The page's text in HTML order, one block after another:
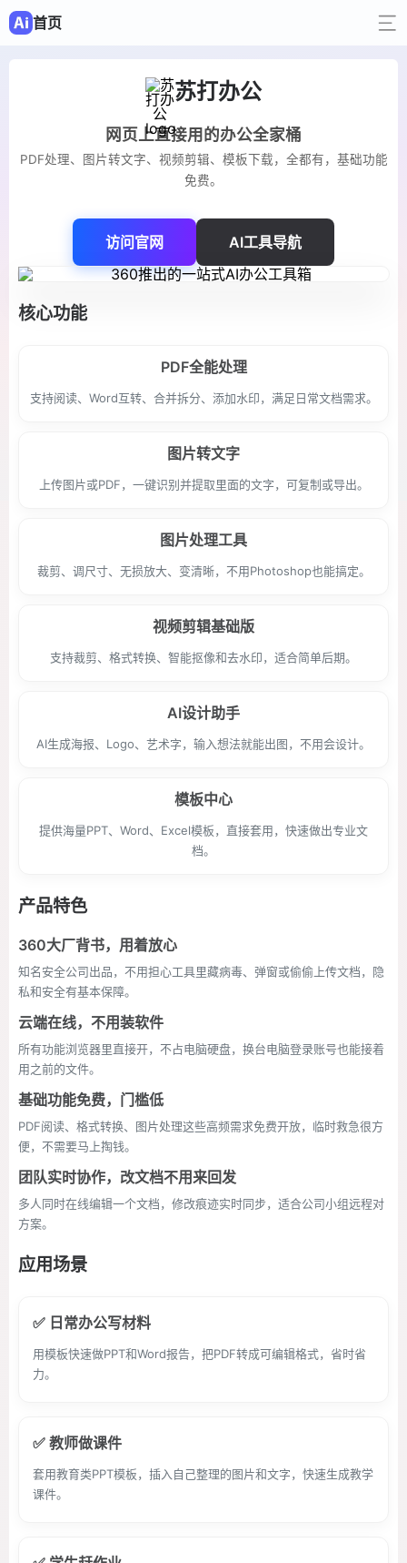
首页
苏打办公
网页上直接用的办公全家桶
PDF处理、图片转文字、视频剪辑、模板下载，全都有，基础功能
免费。
访问官网 AI工具导航
核心功能
PDF全能处理
支持阅读、Word互转、合并拆分、添加水印，满足日常文档需求。
图片转文字
上传图片或PDF，一键识别并提取里面的文字，可复制或导出。
图片处理工具
裁剪、调尺寸、无损放大、变清晰，不用Photoshop也能搞定。
视频剪辑基础版
支持裁剪、格式转换、智能抠像和去水印，适合简单后期。
AI设计助手
AI生成海报、Logo、艺术字，输入想法就能出图，不用会设计。
模板中心
提供海量PPT、Word、Excel模板，直接套用，快速做出专业文
档。
产品特色
360大厂背书，用着放心
知名安全公司出品，不用担心工具里藏病毒、弹窗或偷偷上传文档，隐
私和安全有基本保障。
云端在线，不用装软件
所有功能浏览器里直接开，不占电脑硬盘，换台电脑登录账号也能接着
用之前的文件。
基础功能免费，门槛低
PDF阅读、格式转换、图片处理这些高频需求免费开放，临时救急很方
便，不需要马上掏钱。
团队实时协作，改文档不用来回发
多人同时在线编辑一个文档，修改痕迹实时同步，适合公司小组远程对
方案。
应用场景
✅ 日常办公写材料
用模板快速做PPT和Word报告，把PDF转成可编辑格式，省时省
力。
✅ 教师做课件
套用教育类PPT模板，插入自己整理的图片和文字，快速生成教学
课件。